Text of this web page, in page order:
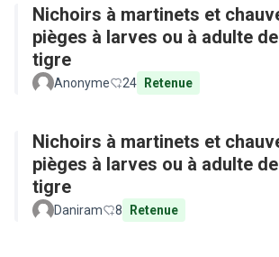
Nichoirs à martinets et
pièges à larves ou à adulte
tigre
Anonyme 24 Retenue
Nichoirs à martinets et
pièges à larves ou à adulte
tigre
Daniram 8 Retenue